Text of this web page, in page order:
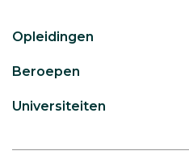
Opleidingen
Beroepen
Universiteiten